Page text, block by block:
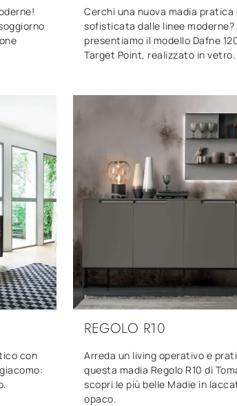
Cerchi una nuova madia pratica
sofisticata dalle linee moderne?
presentiamo il modello Dafne
Target Point, realizzato in vetro.
con
REGOLO R10
Arreda un living operativo e
questa madia Regolo R10 di
scopri le più belle Madie in
opaco.